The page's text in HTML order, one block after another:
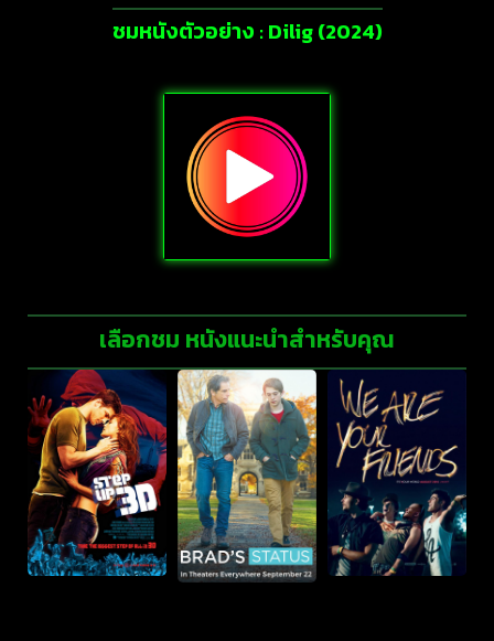
ชมหนังตัวอย่าง : Dilig (2024)
เลือกชม หนังแนะนำสำหรับคุณ